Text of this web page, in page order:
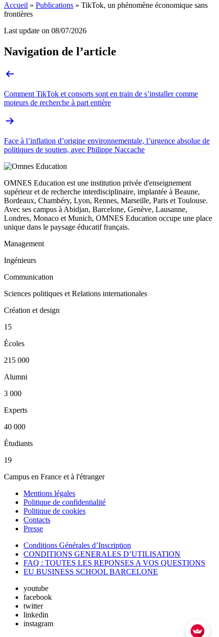
Accueil » Publications » TikTok, un phénomène économique sans
frontières
Last update on 08/07/2026
Navigation de l’article
Comment TikTok et consorts sont en train de s’installer comme
moteurs de recherche à part entière
Face à l’inflation d’origine environnementale, l’urgence absolue de
politiques de soutien, avec Philippe Naccache
OMNES Education est une institution privée d'enseignement
supérieur et de recherche interdisciplinaire, implantée à Beaune,
Bordeaux, Chambéry, Lyon, Rennes, Marseille, Paris et Toulouse.
Avec ses campus à Abidjan, Barcelone, Genève, Lausanne,
Londres, Monaco et Munich, OMNES Education occupe une place
unique dans le paysage éducatif français.
Management
Ingénieurs
Communication
Sciences politiques et Relations internationales
Création et design
15
Écoles
215 000
Alumni
3 000
Experts
40 000
Étudiants
19
Campus en France et à l'étranger
Mentions légales
Politique de confidentialité
Politique de cookies
Contacts
Presse
Conditions Générales d’Inscription
CONDITIONS GENERALES D’UTILISATION
FAQ : TOUTES LES REPONSES A VOS QUESTIONS
EU BUSINESS SCHOOL BARCELONE
youtube
facebook
twitter
linkedin
instagram